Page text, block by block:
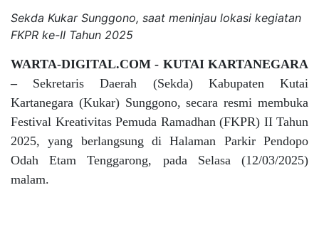
Sekda Kukar Sunggono, saat meninjau lokasi kegiatan
FKPR ke-II Tahun 2025
WARTA-DIGITAL.COM - KUTAI KARTANEGARA
– Sekretaris Daerah (Sekda) Kabupaten Kutai
Kartanegara (Kukar) Sunggono, secara resmi membuka
Festival Kreativitas Pemuda Ramadhan (FKPR) II Tahun
2025, yang berlangsung di Halaman Parkir Pendopo
Odah Etam Tenggarong, pada Selasa (12/03/2025)
malam.